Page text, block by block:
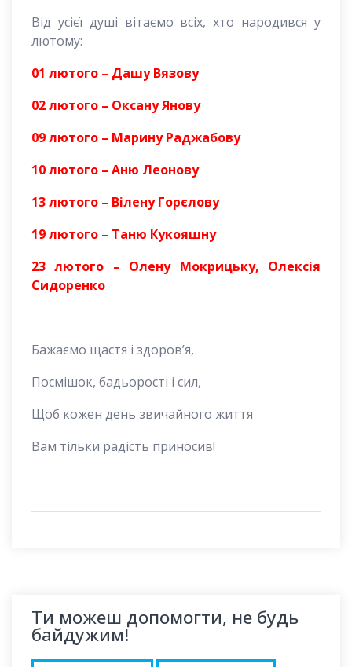
Від усієї душі вітаємо всіх, хто народився у
лютому:
01 лютого – Дашу Вязову
02 лютого – Оксану Янову
09 лютого – Марину Раджабову
10 лютого – Аню Леонову
13 лютого – Вілену Горєлову
19 лютого – Таню Кукояшну
23 лютого – Олену Мокрицьку, Олексія
Сидоренко
Бажаємо щастя і здоров’я,
Посмішок, бадьорості і сил,
Щоб кожен день звичайного життя
Вам тільки радість приносив!
Ти можеш допомогти, не будь
байдужим!